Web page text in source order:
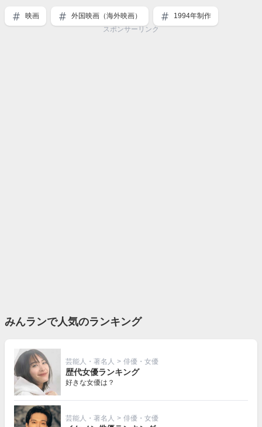
映画 外国映画（海外映画）
1994年制作
スポンサーリンク
みんランで人気のランキング
芸能人・著名人 > 俳優・女優
歴代女優ランキング
好きな女優は？
芸能人・著名人 > 俳優・女優